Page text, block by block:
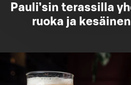
Pauli’sin terassilla
ruoka ja